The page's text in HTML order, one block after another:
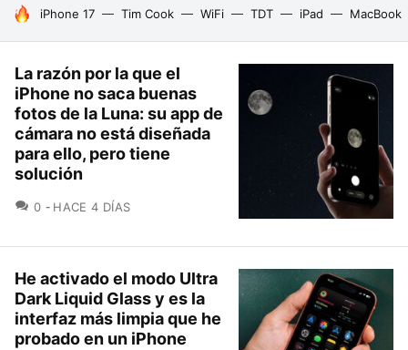
HOY SE HABLA DE
iPhone 17 Tim Cook WiFi TDT iPad MacBook
La razón por la que el
iPhone no saca buenas
fotos de la Luna: su app de
cámara no está diseñada
para ello, pero tiene
solución
0 COMENTARIOS
HACE 4 DÍAS
He activado el modo Ultra
Dark Liquid Glass y es la
interfaz más limpia que he
probado en un iPhone